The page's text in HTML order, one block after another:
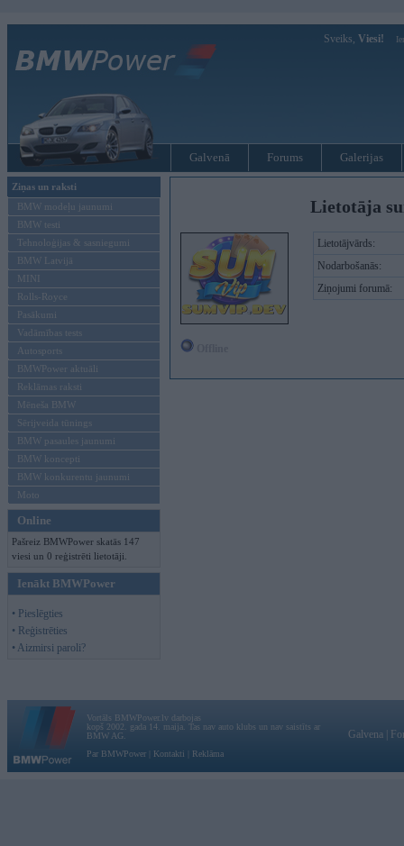
Sveiks, Viesi!
Galvenā Forums Galerijas
Ziņas un raksti
BMW modeļu jaunumi
BMW testi
Tehnoloģijas & sasniegumi
BMW Latvijā
MINI
Rolls-Royce
Pasākumi
Vadāmības tests
Autosports
BMWPower aktuāli
Reklāmas raksti
Mēneša BMW
Sērijveida tūnings
BMW pasaules jaunumi
BMW koncepti
BMW konkurentu jaunumi
Moto
Online
Pašreiz BMWPower skatās 147
viesi un 0 reģistrēti lietotāji.
Ienākt BMWPower
• Pieslēgties
• Reģistrēties
• Aizmirsi paroli?
Lietotāja
Lietotājvārds:
Nodarbošanās:
Ziņojumi forumā:
Vortāls BMWPower.lv darbojas
kopš 2002. gada 14. maija. Tas nav auto klubs un nav saistīts ar
BMW AG.
Par BMWPower
Kontakti Reklāma
Galvena